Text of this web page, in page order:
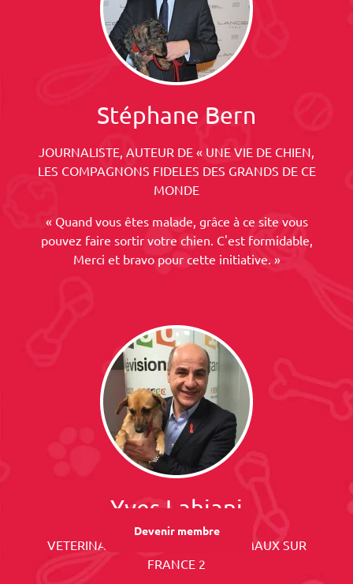
Devenir membre
Stéphane Bern
JOURNALISTE, AUTEUR DE « UNE VIE DE CHIEN,
LES COMPAGNONS FIDELES DES GRANDS DE CE
MONDE
« Quand vous êtes malade, grâce à ce site vous
pouvez faire sortir votre chien. C'est formidable,
Merci et bravo pour cette initiative. »
Yves Lahiani
VETERINAIRE, CHRONIQUEUR ANIMAUX SUR
FRANCE 2